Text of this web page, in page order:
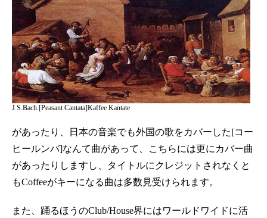
J.S.Bach.[Peasant Cantata]Kaffee Kantate
があったり、日本の音楽でも外国の歌をカバーした[コー
ヒールンバ]なんて曲があって、こちらには更にカバー曲
があったりしますし、タイトルにクレジットされなくと
もCoffeeがキーになる曲は多数見受けられます。
また、踊るほうのClub/House界にはワールドワイドに活